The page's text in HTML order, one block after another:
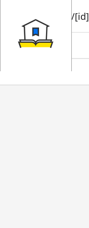
book/rent/[id]